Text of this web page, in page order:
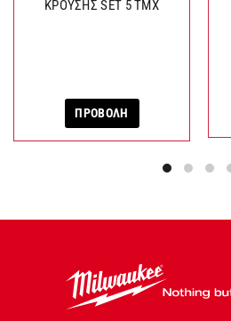
ΚΡΟΥΣΗΣ SET 5 ΤΜΧ
ΠΡΟΒΟΛΗ